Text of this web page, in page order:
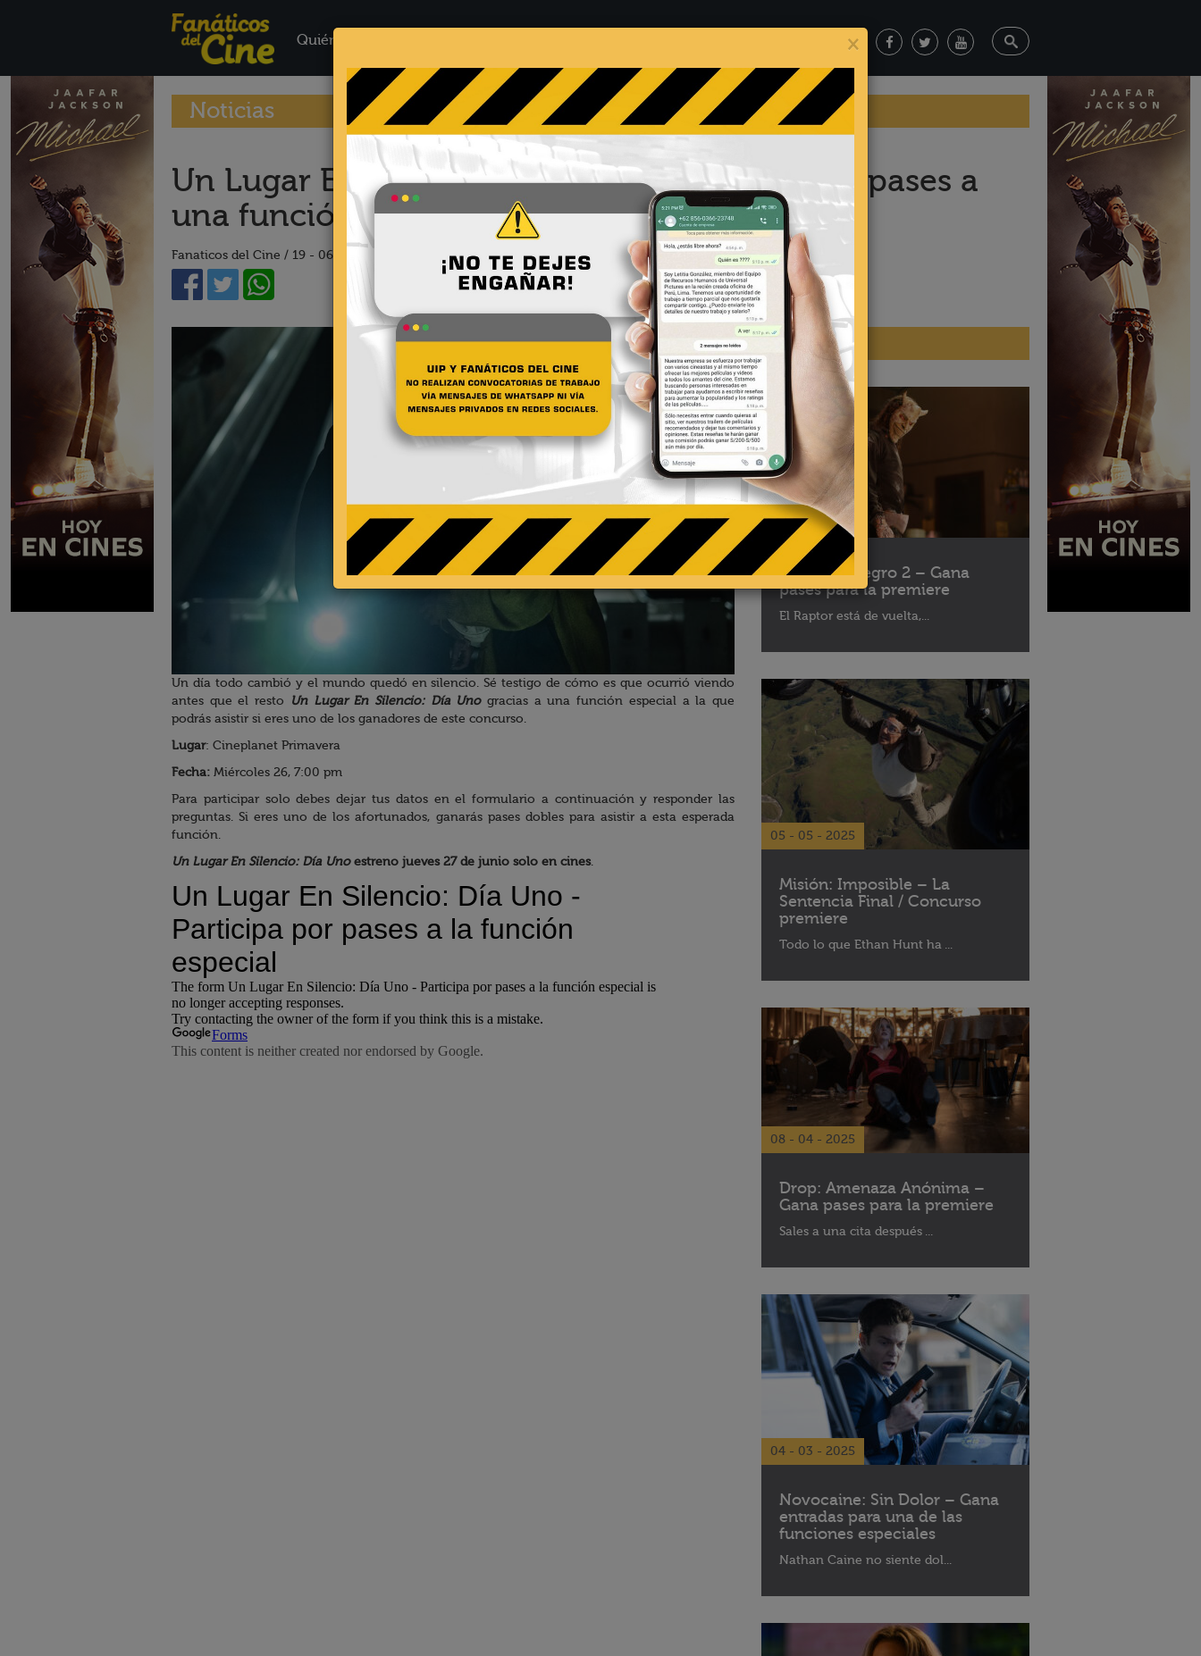
Quiénes Somos
Noticias
Un Lugar En Silencio: Día Uno – Participa por pases a
una función especial
Fanaticos del Cine / 19 - 06 - 24
Un día todo cambió y el mundo quedó en silencio. Sé testigo de cómo es que ocurrió viendo
antes que el resto
Un Lugar En Silencio: Día Unogracias a una función especial a la que
podrás asistir si eres uno de los ganadores de este concurso.
Lugar: Cineplanet Primavera
Fecha: Miércoles 26, 7:00 pm
Para participar solo debes dejar tus datos en el formulario a continuación y responder las
preguntas. Si eres uno de los afortunados, ganarás pases dobles para asistir a esta esperada
función.
Un Lugar En Silencio: Día Unoestreno jueves 27 de junio solo en cines.
Noticias
02 - 10 - 2025
Teléfono Negro 2 – Gana
pases para la premiere
El Raptor está de vuelta,...
05 - 05 - 2025
Misión: Imposible – La
Sentencia Final / Concurso
premiere
Todo lo que Ethan Hunt ha ...
08 - 04 - 2025
Drop: Amenaza Anónima –
Gana pases para la premiere
Sales a una cita después ...
04 - 03 - 2025
Novocaine: Sin Dolor – Gana
entradas para una de las
funciones especiales
Nathan Caine no siente dol...
×